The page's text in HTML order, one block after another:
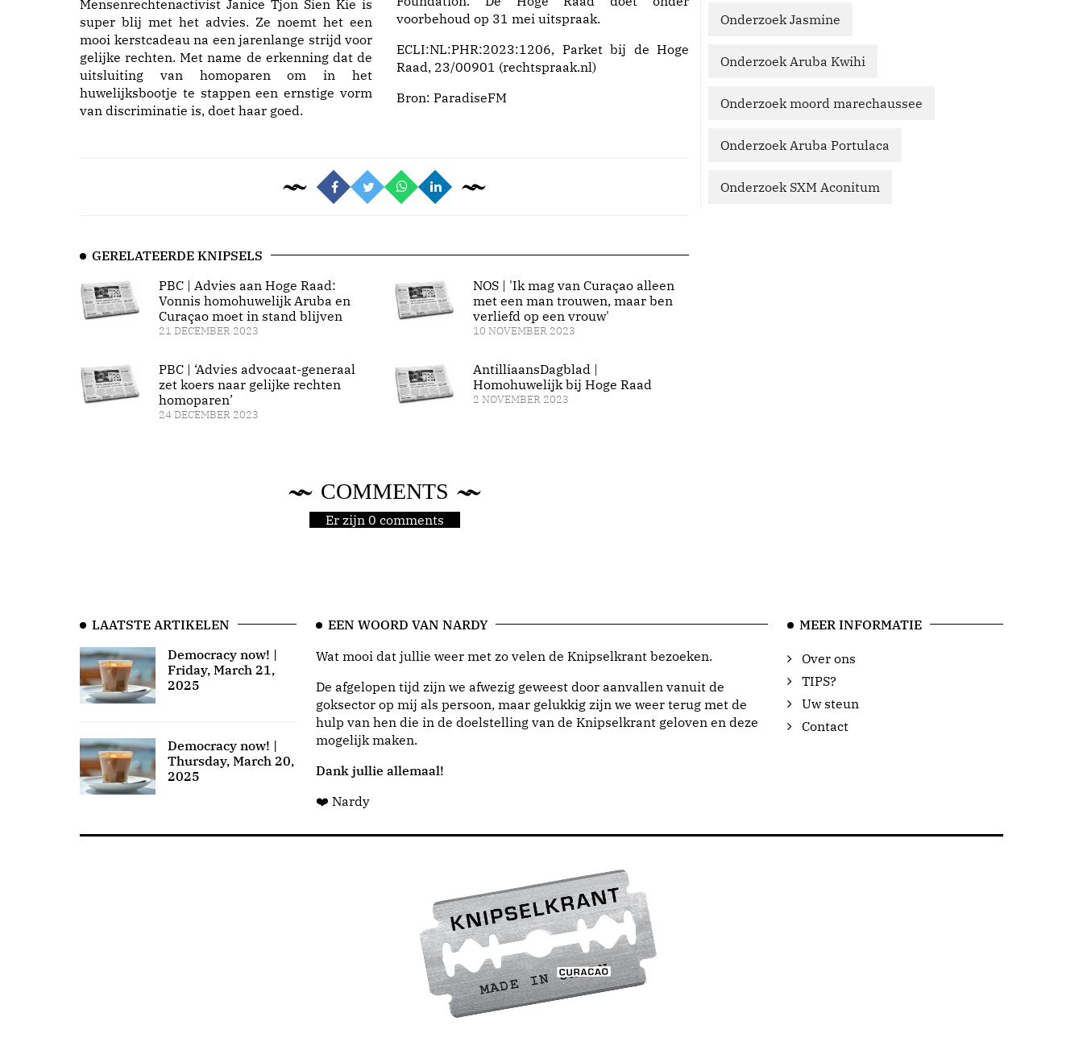
Mensenrechtenactivist Janice Tjon Sien Kie is
super blij met het advies. Ze noemt het een
mooi kerstcadeau na een jarenlange strijd voor
gelijke rechten. Met name de erkenning dat de
uitsluiting van homoparen om in het
huwelijksbootje te stappen een ernstige vorm
van discriminatie is, doet haar goed.
voorbehoud op 31 mei uitspraak.
ECLI:NL:PHR:2023:1206, Parket bij de Hoge
Raad, 23/00901 (rechtspraak.nl)
Bron: ParadiseFM
GERELATEERDE KNIPSELS
PBC | Advies aan Hoge Raad:
Vonnis homohuwelijk Aruba en
Curaçao moet in stand blijven
21 DECEMBER 2023
PBC | ‘Advies advocaat-generaal
zet koers naar gelijke rechten
homoparen’
24 DECEMBER 2023
NOS | 'Ik mag van Curaçao alleen
met een man trouwen, maar ben
verliefd op een vrouw'
10 NOVEMBER 2023
AntilliaansDagblad |
Homohuwelijk bij Hoge Raad
2 NOVEMBER 2023
COMMENTS
Er zijn 0 comments
Onderzoek Jasmine
Onderzoek Aruba Kwihi
Onderzoek moord marechaussee
Onderzoek Aruba Portulaca
Onderzoek SXM Aconitum
LAATSTE ARTIKELEN
Democracy now! |
Friday, March 21,
2025
Democracy now! |
Thursday, March 20,
2025
EEN WOORD VAN NARDY
Wat mooi dat jullie weer met zo velen de Knipselkrant bezoeken.
De afgelopen tijd zijn we afwezig geweest door aanvallen vanuit de
goksector op mij als persoon, maar gelukkig zijn we weer terug met de
hulp van hen die in de doelstelling van de Knipselkrant geloven en deze
mogelijk maken.
Dank jullie allemaal!
❤️ Nardy
MEER INFORMATIE
Over ons
TIPS?
Uw steun
Contact